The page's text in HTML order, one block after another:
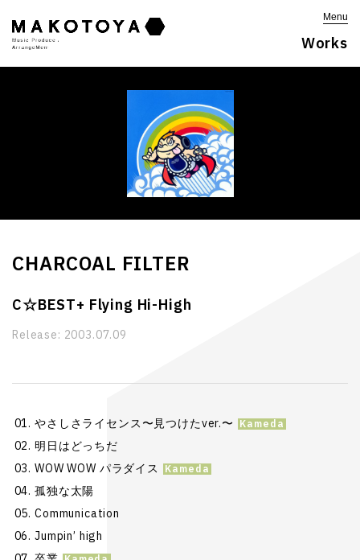
Menu
Works
CHARCOAL FILTER
C☆BEST+ Flying Hi-High
Release: 2003.07.09
やさしさライセンス〜見つけたver.〜
明日はどっちだ
WOW WOW パラダイス
孤独な太陽
Communication
Jumpin’ high